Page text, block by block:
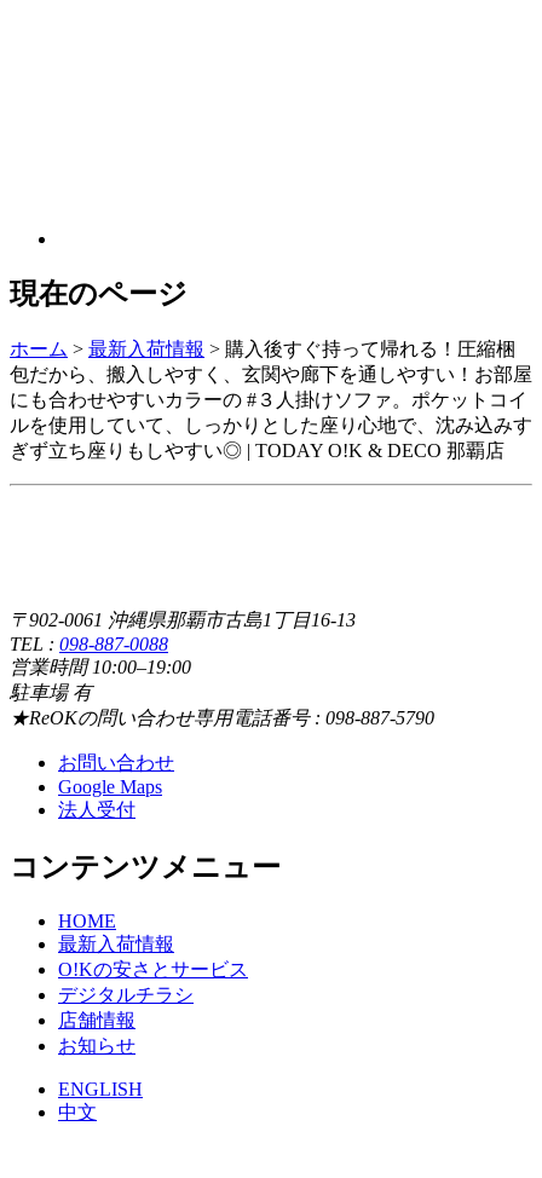
現在のページ
ホーム > 最新入荷情報 > 購入後すぐ持って帰れる！圧縮梱
包だから、搬入しやすく、玄関や廊下を通しやすい！お部屋
にも合わせやすいカラーの #３人掛けソファ。ポケットコイ
ルを使用していて、しっかりとした座り心地で、沈み込みす
ぎず立ち座りもしやすい◎ | TODAY O!K & DECO 那覇店
〒902-0061 沖縄県那覇市古島1丁目16-13
TEL : 098-887-0088
営業時間 10:00–19:00
駐車場 有
★ReOKの問い合わせ専用電話番号 : 098-887-5790
お問い合わせ
Google Maps
法人受付
コンテンツメニュー
HOME
最新入荷情報
O!Kの安さとサービス
デジタルチラシ
店舗情報
お知らせ
ENGLISH
中文